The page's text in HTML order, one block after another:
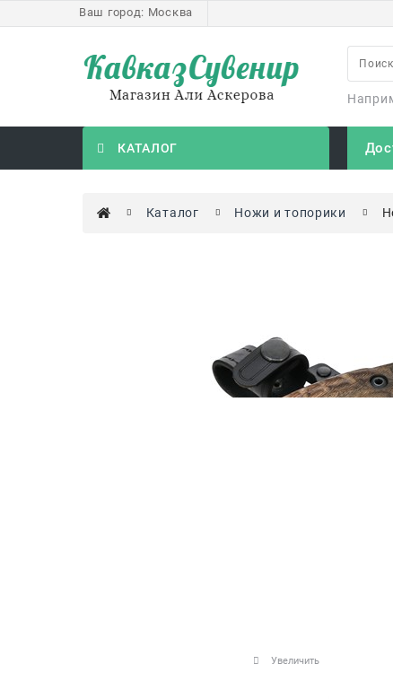
Ваш город: Москва
КАТАЛОГ
Каталог Ножи и топорики
Увеличить